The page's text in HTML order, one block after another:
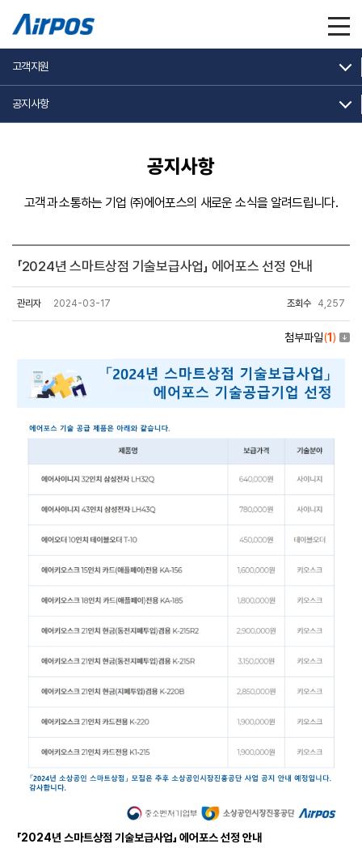
고객지원
공지사항
공지사항
고객과 소통하는 기업 ㈜에어포스의 새로운 소식을 알려드립니다.
「2024년 스마트상점 기술보급사업」 에어포스 선정 안내
관리자 2024-03-17 조회수 4,257
첨부파일(1 )
「2024년 스마트상점 기술보급사업」 에어포스 선정 안내